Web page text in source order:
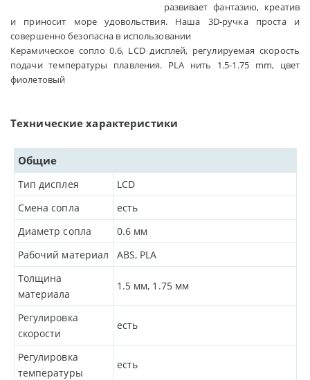
развивает фантазию, креатив
и приносит море удовольствия. Наша 3D-ручка проста и
совершенно безопасна в использовании
Керамическое сопло 0.6, LCD дисплей, регулируемая скорость
подачи температуры плавления. PLA нить 1.5-1.75 mm, цвет
фиолетовый
Технические характеристики
Общие
Тип дисплея
LCD
Смена сопла
есть
Диаметр сопла
0.6 мм
Рабочий материал
ABS, PLA
Толщина
материала
1.5 мм, 1.75 мм
Регулировка
скорости
есть
Регулировка
температуры
есть